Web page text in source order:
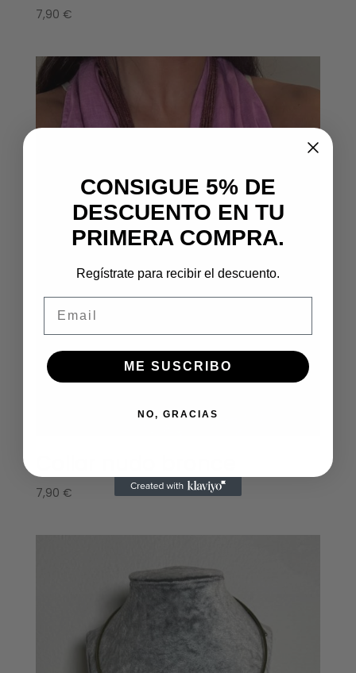
7,90 €
7,90 €
CONSIGUE 5% DE
DESCUENTO EN TU
PRIMERA COMPRA.
Regístrate para recibir el descuento.
ME SUSCRIBO
NO, GRACIAS